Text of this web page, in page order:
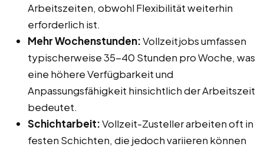
Arbeitszeiten, obwohl Flexibilität weiterhin
erforderlich ist.
Mehr Wochenstunden:Vollzeitjobs umfassen
typischerweise 35-40 Stunden pro Woche, was
eine höhere Verfügbarkeit und
Anpassungsfähigkeit hinsichtlich der Arbeitszeit
bedeutet.
Schichtarbeit:Vollzeit-Zusteller arbeiten oft in
festen Schichten, die jedoch variieren können